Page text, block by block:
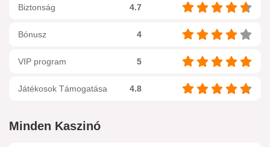
320.000 HUF + 200 FS
Biztonság 4.7
Bónusz 4
VIP program 5
Játékosok Támogatása 4.8
Minden Kaszinó
Ez a weboldalCookies
használ a felhasználói élmény
fokozása érdekében!